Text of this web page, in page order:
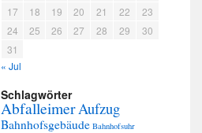
17
18 19 20 21 22
23
24
25 26 27 28 29
30
31
« Jul
Schlagwörter
AbfalleimerAufzug
Bahnhofsgebäude Bahnhofsuhr